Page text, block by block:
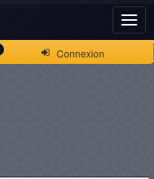
Connexion